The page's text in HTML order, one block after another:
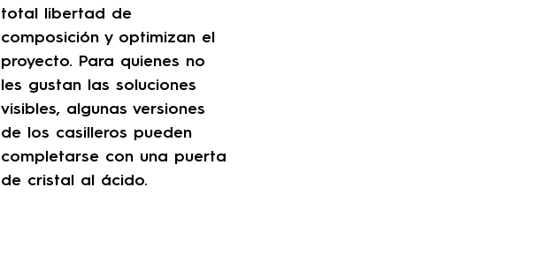
total libertad de
composición y optimizan el
proyecto. Para quienes no
les gustan las soluciones
visibles, algunas versiones
de los casilleros pueden
completarse con una puerta
de cristal al ácido.